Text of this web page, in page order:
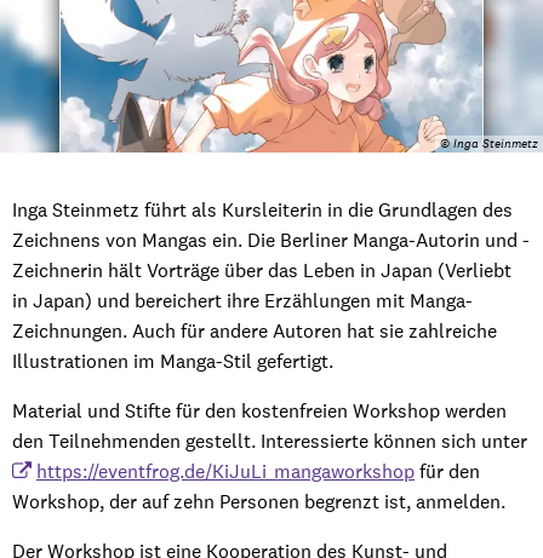
© Inga Steinmetz
Inga Steinmetz führt als Kursleiterin in die Grundlagen des
Zeichnens von Mangas ein. Die Berliner Manga-Autorin und -
Zeichnerin hält Vorträge über das Leben in Japan (Verliebt
in Japan) und bereichert ihre Erzählungen mit Manga-
Zeichnungen. Auch für andere Autoren hat sie zahlreiche
Illustrationen im Manga-Stil gefertigt.
Material und Stifte für den kostenfreien Workshop werden
den Teilnehmenden gestellt. Interessierte können sich unter
https://eventfrog.de/KiJuLi_mangaworkshop für den
Workshop, der auf zehn Personen begrenzt ist, anmelden.
Der Workshop ist eine Kooperation des Kunst- und